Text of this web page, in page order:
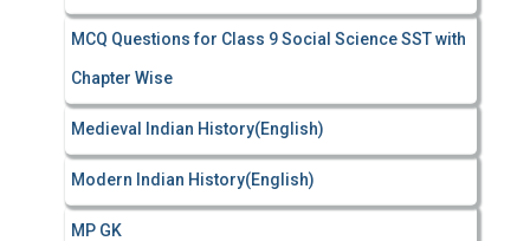
MCQ Questions for Class 9 Social Science SST with
Chapter Wise
Medieval Indian History(English)
Modern Indian History(English)
MP GK